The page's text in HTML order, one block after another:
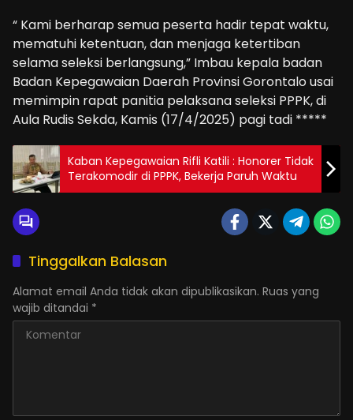
“ Kami berharap semua peserta hadir tepat waktu,
mematuhi ketentuan, dan menjaga ketertiban
selama seleksi berlangsung,” Imbau kepala badan
Badan Kepegawaian Daerah Provinsi Gorontalo usai
memimpin rapat panitia pelaksana seleksi PPPK, di
Aula Rudis Sekda, Kamis (17/4/2025) pagi tadi *****
Kaban Kepegawaian Rifli Katili : Honorer Tidak
Terakomodir di PPPK, Bekerja Paruh Waktu
Tinggalkan Balasan
Alamat email Anda tidak akan dipublikasikan. Ruas yang
wajib ditandai *